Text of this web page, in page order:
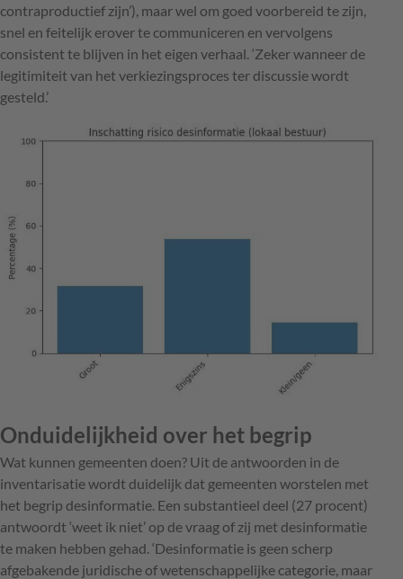
contraproductief zijn’), maar wel om goed voorbereid te zijn,
snel en feitelijk erover te communiceren en vervolgens
consistent te blijven in het eigen verhaal. ‘Zeker wanneer de
legitimiteit van het verkiezingsproces ter discussie wordt
gesteld.’
Onduidelijkheid over het begrip
Wat kunnen gemeenten doen? Uit de antwoorden in de
inventarisatie wordt duidelijk dat gemeenten worstelen met
het begrip desinformatie. Een substantieel deel (27 procent)
antwoordt ‘weet ik niet’ op de vraag of zij met ­desinformatie
te maken hebben gehad. ‘Desinformatie is geen scherp
afgebakende juridische of wetenschappelijke categorie, maar